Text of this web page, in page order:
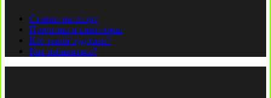
Ставки на спорт
Причины и симптомы
Кто такой лудоман?
Как избавиться?